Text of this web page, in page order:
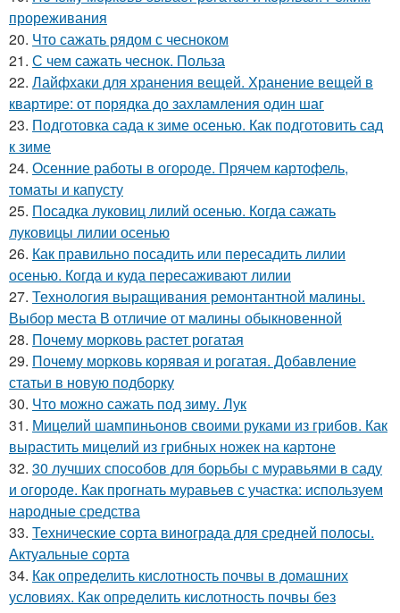
прореживания
20. Что сажать рядом с чесноком
21. С чем сажать чеснок. Польза
22. Лайфхаки для хранения вещей. Хранение вещей в
квартире: от порядка до захламления один шаг
23. Подготовка сада к зиме осенью. Как подготовить сад
к зиме
24. Осенние работы в огороде. Прячем картофель,
томаты и капусту
25. Посадка луковиц лилий осенью. Когда сажать
луковицы лилии осенью
26. Как правильно посадить или пересадить лилии
осенью. Когда и куда пересаживают лилии
27. Технология выращивания ремонтантной малины.
Выбор места В отличие от малины обыкновенной
28. Почему морковь растет рогатая
29. Почему морковь корявая и рогатая. Добавление
статьи в новую подборку
30. Что можно сажать под зиму. Лук
31. Мицелий шампиньонов своими руками из грибов. Как
вырастить мицелий из грибных ножек на картоне
32. 30 лучших способов для борьбы с муравьями в саду
и огороде. Как прогнать муравьев с участка: используем
народные средства
33. Технические сорта винограда для средней полосы.
Актуальные сорта
34. Как определить кислотность почвы в домашних
условиях. Как определить кислотность почвы без